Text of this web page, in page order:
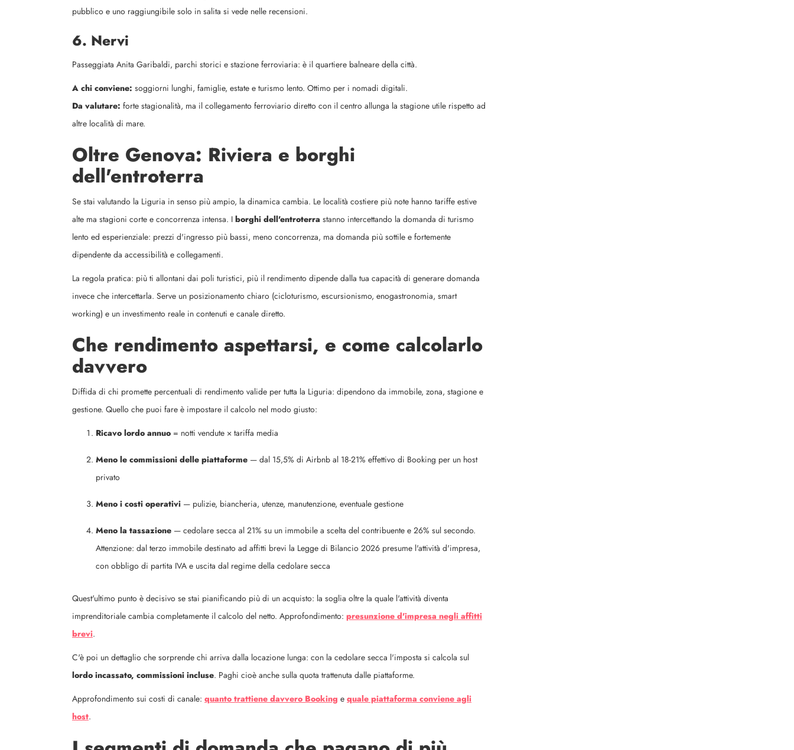
pubblico e uno raggiungibile solo in salita si vede nelle recensioni.
6. Nervi
Passeggiata Anita Garibaldi, parchi storici e stazione ferroviaria: è il quartiere balneare della città.
A chi conviene: soggiorni lunghi, famiglie, estate e turismo lento. Ottimo per i nomadi digitali.
Da valutare: forte stagionalità, ma il collegamento ferroviario diretto con il centro allunga la stagione utile rispetto ad
altre località di mare.
Oltre Genova: Riviera e borghi
dell'entroterra
Se stai valutando la Liguria in senso più ampio, la dinamica cambia. Le località costiere più note hanno tariffe estive
alte ma stagioni corte e concorrenza intensa. I borghi dell'entroterra stanno intercettando la domanda di turismo
lento ed esperienziale: prezzi d'ingresso più bassi, meno concorrenza, ma domanda più sottile e fortemente
dipendente da accessibilità e collegamenti.
La regola pratica: più ti allontani dai poli turistici, più il rendimento dipende dalla tua capacità di generare domanda
invece che intercettarla. Serve un posizionamento chiaro (cicloturismo, escursionismo, enogastronomia, smart
working) e un investimento reale in contenuti e canale diretto.
Che rendimento aspettarsi, e come calcolarlo
davvero
Diffida di chi promette percentuali di rendimento valide per tutta la Liguria: dipendono da immobile, zona, stagione e
gestione. Quello che puoi fare è impostare il calcolo nel modo giusto:
Ricavo lordo annuo = notti vendute × tariffa media
Meno le commissioni delle piattaforme — dal 15,5% di Airbnb al 18-21% effettivo di Booking per un host
privato
Meno i costi operativi — pulizie, biancheria, utenze, manutenzione, eventuale gestione
Meno la tassazione — cedolare secca al 21% su un immobile a scelta del contribuente e 26% sul secondo.
Attenzione: dal terzo immobile destinato ad affitti brevi la Legge di Bilancio 2026 presume l'attività d'impresa,
con obbligo di partita IVA e uscita dal regime della cedolare secca
Quest'ultimo punto è decisivo se stai pianificando più di un acquisto: la soglia oltre la quale l'attività diventa
imprenditoriale cambia completamente il calcolo del netto. Approfondimento: presunzione d'impresa negli affitti
brevi.
C'è poi un dettaglio che sorprende chi arriva dalla locazione lunga: con la cedolare secca l'imposta si calcola sul
lordo incassato, commissioni incluse. Paghi cioè anche sulla quota trattenuta dalle piattaforme.
Approfondimento sui costi di canale: quanto trattiene davvero Booking e quale piattaforma conviene agli
host.